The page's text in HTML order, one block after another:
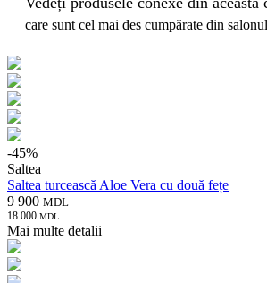
care sunt cel mai des cumpărate din
-45%
Saltea
Saltea turcească Aloe Vera cu două fețe
9 900 MDL
18 000 MDL
Mai multe detalii